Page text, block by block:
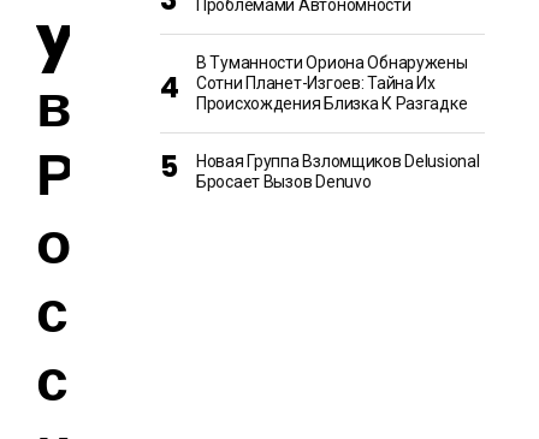
y
в
Р
о
с
с
Проблемами Автономности
В Туманности Ориона Обнаружены
Сотни Планет-Изгоев: Тайна Их
Происхождения Близка К Разгадке
Новая Группа Взломщиков Delusional
Бросает Вызов Denuvo